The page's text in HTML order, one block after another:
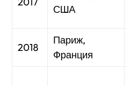
США
2018
Париж,
Франция